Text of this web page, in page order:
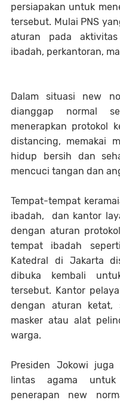
persiapakan untuk
tersebut. Mulai PNS
aturan pada
ibadah, perkantoran,
Dalam situasi new
dianggap normal
menerapkan protokol
distancing, memakai
hidup bersih dan
mencuci tangan dan
Tempat-tempat
ibadah, dan kantor
dengan aturan
tempat ibadah
Katedral di Jakarta
dibuka kembali
tersebut. Kantor
dengan aturan ketat,
masker atau alat
warga.
Presiden Jokowi
lintas agama
penerapan new